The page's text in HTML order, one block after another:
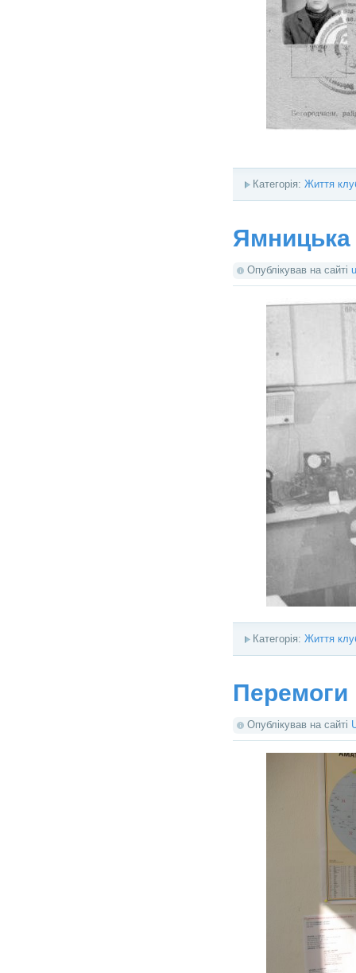
Категорія: Життя
Опублікував на сайті
Категорія: Життя
Перемоги
Опублікував на сайті